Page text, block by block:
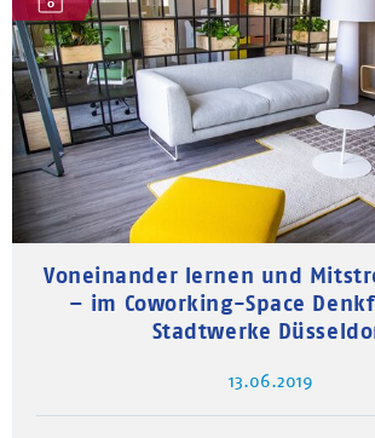
Voneinander lernen und
– im Coworking-Space
Stadtwerke
13.06.2019